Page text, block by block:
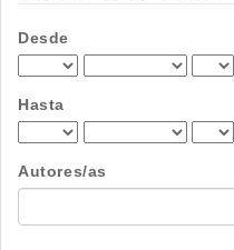
Desde
Hasta
Autores/as